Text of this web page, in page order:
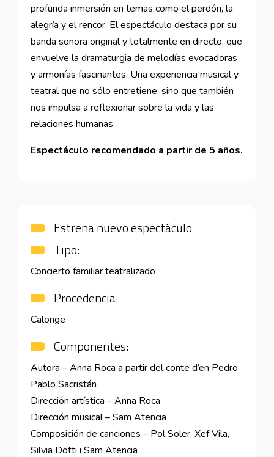
profunda inmersión en temas como el perdón, la
alegría y el rencor. El espectáculo destaca por su
banda sonora original y totalmente en directo, que
envuelve la dramaturgia de melodías evocadoras
y armonías fascinantes. Una experiencia musical y
teatral que no sólo entretiene, sino que también
nos impulsa a reflexionar sobre la vida y las
relaciones humanas.
Espectáculo recomendado a partir de 5 años.
Estrena nuevo espectáculo
Tipo:
Concierto familiar teatralizado
Procedencia:
Calonge
Componentes:
Autora – Anna Roca a partir del conte d’en Pedro
Pablo Sacristán
Dirección artística – Anna Roca
Dirección musical – Sam Atencia
Composición de canciones – Pol Soler, Xef Vila,
Silvia Dotti i Sam Atencia